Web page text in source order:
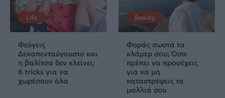
Life
Φεύγεις
Δεκαπενταύγουστο και
η βαλίτσα δεν κλείνει;
6 tricks για να
χωρέσουν όλα
Beauty
Φοράς σωστά τα
κλάμερ σου; Όσα
πρέπει να προσέχεις
για να μη
καταστρέφεις τα
μαλλιά σου